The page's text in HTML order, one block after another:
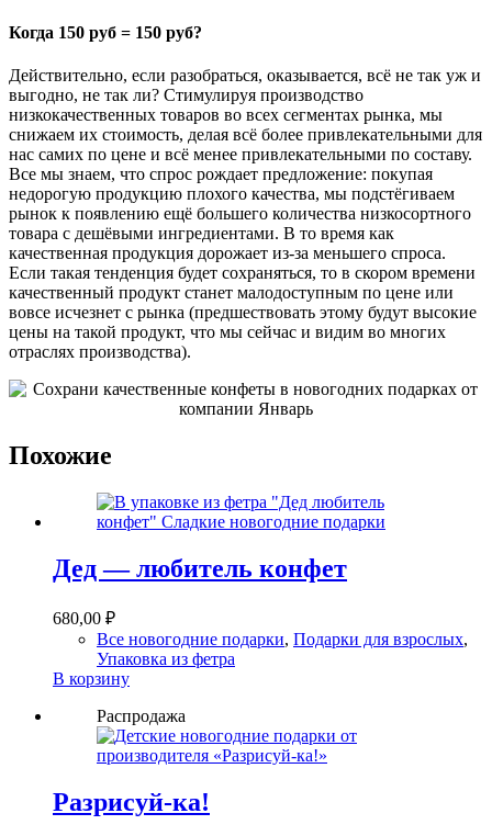
Когда 150 руб = 150 руб?
Действительно, если разобраться, оказывается, всё не так уж и
выгодно, не так ли? Стимулируя производство
низкокачественных товаров во всех сегментах рынка, мы
снижаем их стоимость, делая всё более привлекательными для
нас самих по цене и всё менее привлекательными по составу.
Все мы знаем, что спрос рождает предложение: покупая
недорогую продукцию плохого качества, мы подстёгиваем
рынок к появлению ещё большего количества низкосортного
товара с дешёвыми ингредиентами. В то время как
качественная продукция дорожает из-за меньшего спроса.
Если такая тенденция будет сохраняться, то в скором времени
качественный продукт станет малодоступным по цене или
вовсе исчезнет с рынка (предшествовать этому будут высокие
цены на такой продукт, что мы сейчас и видим во многих
отраслях производства).
Похожие
Дед — любитель конфет
680,00 ₽
Все новогодние подарки, Подарки для взрослых,
Упаковка из фетра
В корзину
Распродажа
Разрисуй-ка!